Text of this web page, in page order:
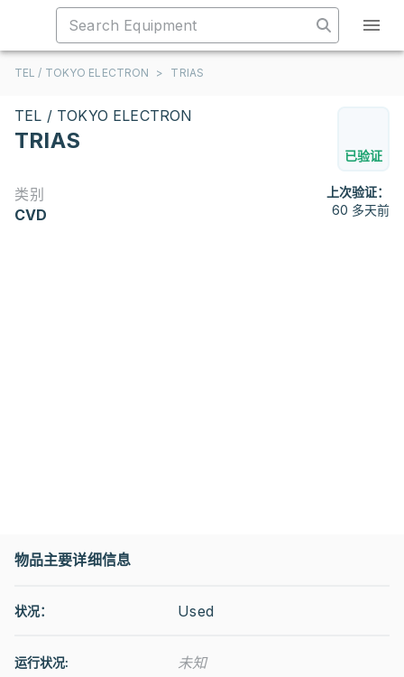
TEL / TOKYO ELECTRON > TRIAS
TEL / TOKYO ELECTRON
TRIAS
已验证
类别
CVD
上次验证：
60 多天前
物品主要详细信息
状况： Used
运行状况: 未知